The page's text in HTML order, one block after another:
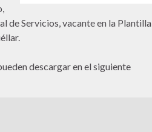
de Servicios, vacante en la Plantilla
descargar en el siguiente